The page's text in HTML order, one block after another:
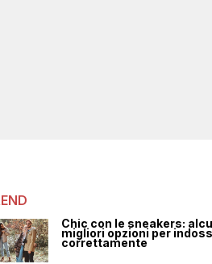
Chic con le sneakers:
migliori opzioni per
correttamente